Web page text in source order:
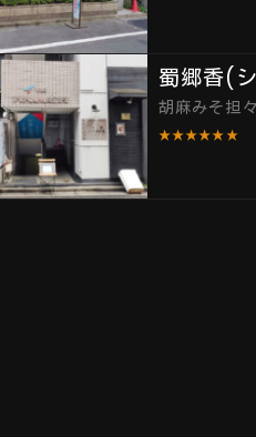
蜀郷香(
胡麻みそ担
★★★★★★